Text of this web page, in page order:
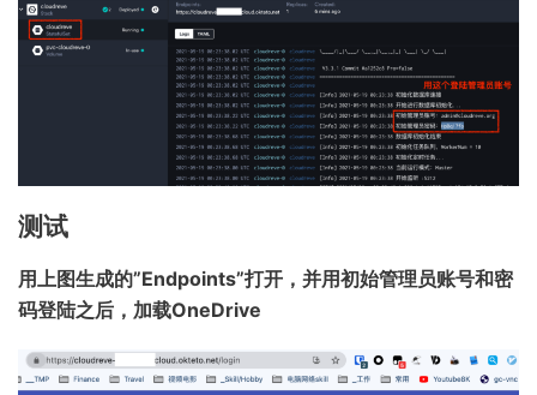
测试
用上图生成的”Endpoints”打开，并用初始管理员账号和密
码登陆之后，加载OneDrive